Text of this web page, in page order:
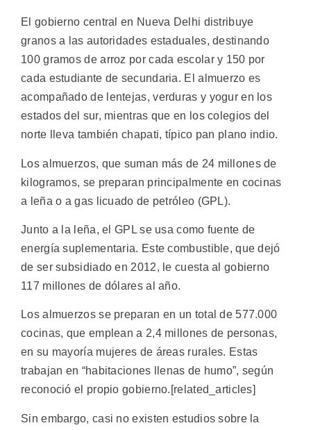
El gobierno central en Nueva Delhi distribuye
granos a las autoridades estaduales, destinando
100 gramos de arroz por cada escolar y 150 por
cada estudiante de secundaria. El almuerzo es
acompañado de lentejas, verduras y yogur en los
estados del sur, mientras que en los colegios del
norte lleva también chapati, típico pan plano indio.
Los almuerzos, que suman más de 24 millones de
kilogramos, se preparan principalmente en cocinas
a leña o a gas licuado de petróleo (GPL).
Junto a la leña, el GPL se usa como fuente de
energía suplementaria. Este combustible, que dejó
de ser subsidiado en 2012, le cuesta al gobierno
117 millones de dólares al año.
Los almuerzos se preparan en un total de 577.000
cocinas, que emplean a 2,4 millones de personas,
en su mayoría mujeres de áreas rurales. Estas
trabajan en “habitaciones llenas de humo”, según
reconoció el propio gobierno.[related_articles]
Sin embargo, casi no existen estudios sobre la